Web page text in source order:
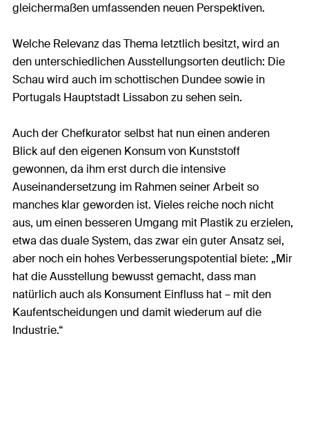
gleichermaßen umfassenden neuen Perspektiven.
Welche Relevanz das Thema letztlich besitzt, wird an
den unterschiedlichen Ausstellungsorten deutlich: Die
Schau wird auch im schottischen Dundee sowie in
Portugals Hauptstadt Lissabon zu sehen sein.
Auch der Chefkurator selbst hat nun einen anderen
Blick auf den eigenen Konsum von Kunststoff
gewonnen, da ihm erst durch die intensive
Auseinandersetzung im Rahmen seiner Arbeit so
manches klar geworden ist. Vieles reiche noch nicht
aus, um einen besseren Umgang mit Plastik zu erzielen,
etwa das duale System, das zwar ein guter Ansatz sei,
aber noch ein hohes Verbesserungspotential biete: „Mir
hat die Ausstellung bewusst gemacht, dass man
natürlich auch als Konsument Einfluss hat – mit den
Kaufentscheidungen und damit wiederum auf die
Industrie.“